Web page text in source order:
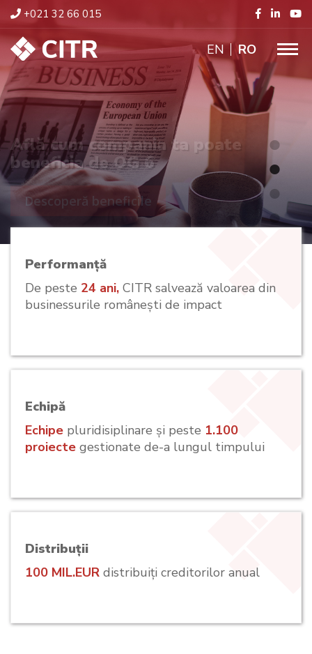
+021 32 66 015
ENGLISH
RO
Află cum compania ta poate
beneficia de OG 6
Descoperă beneficile
Performanță
De peste 24 ani, CITR salvează valoarea din
businessurile românești de impact
Echipă
Echipe pluridisiplinare și peste 1.100
proiecte gestionate de-a lungul timpului
Distribuții
100 MIL.EUR distribuiți creditorilor anual